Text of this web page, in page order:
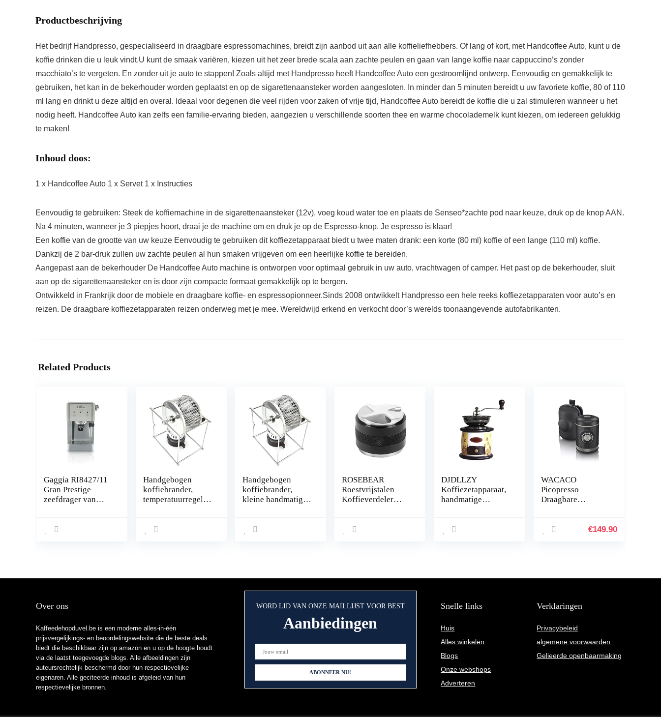
Productbeschrijving
Het bedrijf Handpresso, gespecialiseerd in draagbare espressomachines, breidt zijn aanbod uit aan alle koffieliefhebbers. Of lang of kort, met Handcoffee Auto, kunt u de
koffie drinken die u leuk vindt.U kunt de smaak variëren, kiezen uit het zeer brede scala aan zachte peulen en gaan van lange koffie naar cappuccino’s zonder
macchiato’s te vergeten. En zonder uit je auto te stappen! Zoals altijd met Handpresso heeft Handcoffee Auto een gestroomlijnd ontwerp. Eenvoudig en gemakkelijk te
gebruiken, het kan in de bekerhouder worden geplaatst en op de sigarettenaansteker worden aangesloten. In minder dan 5 minuten bereidt u uw favoriete koffie, 80 of 110
ml lang en drinkt u deze altijd en overal. Ideaal voor degenen die veel rijden voor zaken of vrije tijd, Handcoffee Auto bereidt de koffie die u zal stimuleren wanneer u het
nodig heeft. Handcoffee Auto kan zelfs een familie-ervaring bieden, aangezien u verschillende soorten thee en warme chocolademelk kunt kiezen, om iedereen gelukkig
te maken!
Inhoud doos:
1 x Handcoffee Auto 1 x Servet 1 x Instructies
Eenvoudig te gebruiken: Steek de koffiemachine in de sigarettenaansteker (12v), voeg koud water toe en plaats de Senseo*zachte pod naar keuze, druk op de knop AAN.
Na 4 minuten, wanneer je 3 piepjes hoort, draai je de machine om en druk je op de Espresso-knop. Je espresso is klaar!
Een koffie van de grootte van uw keuze Eenvoudig te gebruiken dit koffiezetapparaat biedt u twee maten drank: een korte (80 ml) koffie of een lange (110 ml) koffie.
Dankzij de 2 bar-druk zullen uw zachte peulen al hun smaken vrijgeven om een heerlijke koffie te bereiden.
Aangepast aan de bekerhouder De Handcoffee Auto machine is ontworpen voor optimaal gebruik in uw auto, vrachtwagen of camper. Het past op de bekerhouder, sluit
aan op de sigarettenaansteker en is door zijn compacte formaat gemakkelijk op te bergen.
Ontwikkeld in Frankrijk door de mobiele en draagbare koffie- en espressopionneer.Sinds 2008 ontwikkelt Handpresso een hele reeks koffiezetapparaten voor auto’s en
reizen. De draagbare koffiezetapparaten reizen onderweg met je mee. Wereldwijd erkend en verkocht door’s werelds toonaangevende autofabrikanten.
Related Products
Gaggia RI8427/11
Gran Prestige
zeefdrager van
druk, zilver
Handgebogen
koffiebrander,
temperatuurregelba
r Roestvrij staal
Handgebogen
koffiebrander,
kleine handmatige
huishouden voor
ROSEBEAR
Roestvrijstalen
Koffieverdeler
Professionele
DJDLLZY
Koffiezetapparaat,
handmatige
opslag compact
reizen
WACACO
Picopresso
Draagbare
Koffiemachine op
Reiskoffiezetappar
€149.90
Over ons
Kaffeedehopduvel.be is een moderne alles-in-één
prijsvergelijkings- en beoordelingswebsite die de beste deals
biedt die beschikbaar zijn op amazon en u op de hoogte houdt
via de laatst toegevoegde blogs. Alle afbeeldingen zijn
auteursrechtelijk beschermd door hun respectievelijke
eigenaren. Alle geciteerde inhoud is afgeleid van hun
respectievelijke bronnen.
WORD LID VAN ONZE MAILLIJST VOOR BEST
Aanbiedingen
Snelle links
Huis
Alles winkelen
Blogs
Onze webshops
Adverteren
Verklaringen
Privacybeleid
algemene voorwaarden
Gelieerde openbaarmaking